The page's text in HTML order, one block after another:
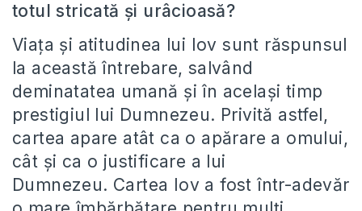
totul stricată și urâcioasă?
Viața și atitudinea lui Iov sunt răspunsul
la această întrebare, salvând
deminatatea umană și în același timp
prestigiul lui Dumnezeu. Privită astfel,
cartea apare atât ca o apărare a omului,
cât și ca o justificare a lui
Dumnezeu. Cartea Iov a fost într-adevăr